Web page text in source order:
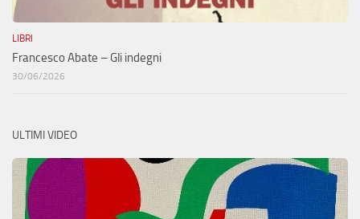
LIBRI
Francesco Abate – Gli indegni
30/06/2026
ULTIMI VIDEO